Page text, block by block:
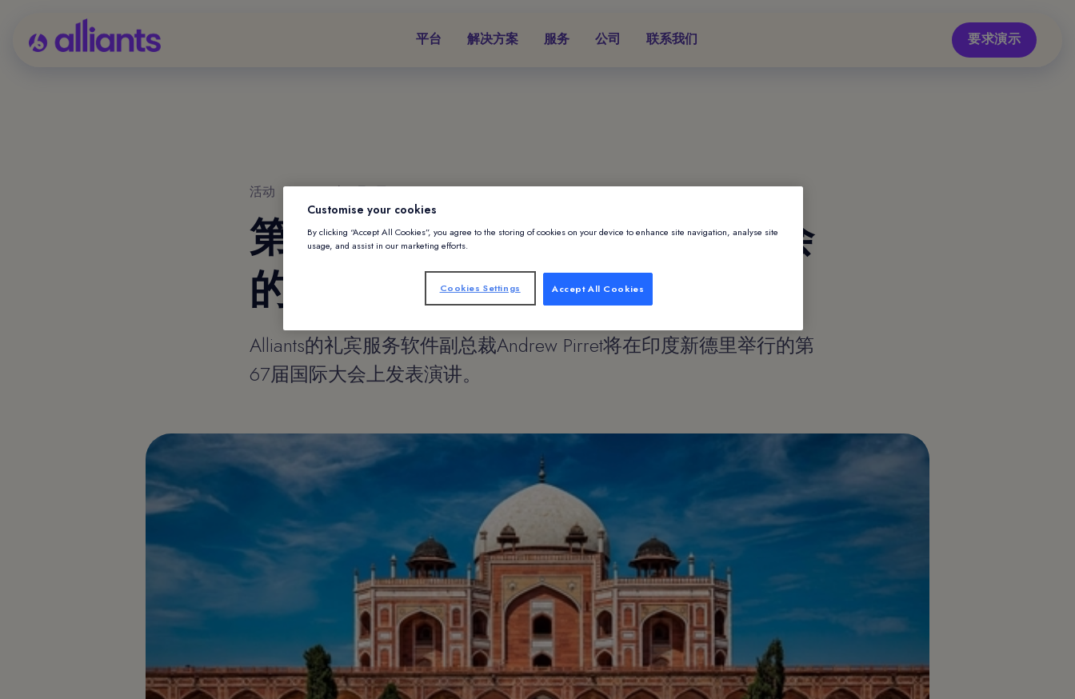
平台 解决方案 服务 公司 联系我们 要求演示
活动 | 2020年3月5日
第67届Les Clefs d'Or国际大会
的白金赞助商
Alliants的礼宾服务软件副总裁Andrew Pirret将在印度新德里举行的第
67届国际大会上发表演讲。
Customise your cookies
By clicking “Accept All Cookies”, you agree to the storing of cookies on your device to enhance site navigation, analyse site
usage, and assist in our marketing efforts.
Accept All Cookies
Cookies Settings